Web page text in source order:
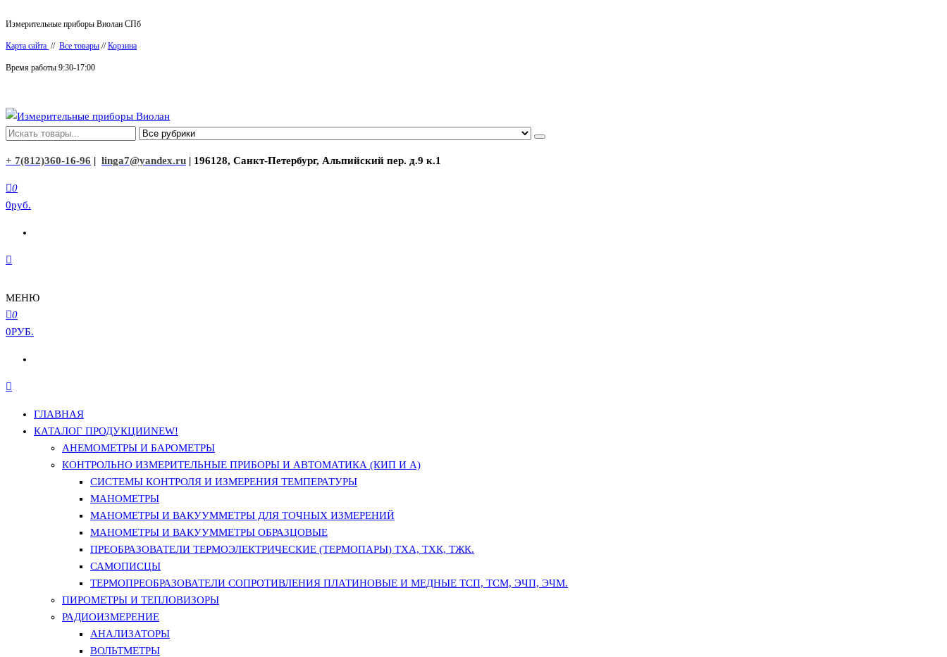
к
содержимому
Измерительные приборы Виолан СПб
Карта сайта // Все товары //Корзина
Время работы 9:30-17:00
Измерительные приборы Виолан
+ 7(812)360-16-96 | linga7@yandex.ru | 196128, Санкт-Петербург, Альпийский пер. д.9 к.1
0
0руб.
МЕНЮ
0
0РУБ.
ГЛАВНАЯ
КАТАЛОГ ПРОДУКЦИИNEW!
АНЕМОМЕТРЫ И БАРОМЕТРЫ
КОНТРОЛЬНО ИЗМЕРИТЕЛЬНЫЕ ПРИБОРЫ И АВТОМАТИКА (КИП И А)
СИСТЕМЫ КОНТРОЛЯ И ИЗМЕРЕНИЯ ТЕМПЕРАТУРЫ
МАНОМЕТРЫ
МАНОМЕТРЫ И ВАКУУММЕТРЫ ДЛЯ ТОЧНЫХ ИЗМЕРЕНИЙ
МАНОМЕТРЫ И ВАКУУММЕТРЫ ОБРАЗЦОВЫЕ
ПРЕОБРАЗОВАТЕЛИ ТЕРМОЭЛЕКТРИЧЕСКИЕ (ТЕРМОПАРЫ) ТХА, ТХК, ТЖК.
САМОПИСЦЫ
ТЕРМОПРЕОБРАЗОВАТЕЛИ СОПРОТИВЛЕНИЯ ПЛАТИНОВЫЕ И МЕДНЫЕ ТСП, ТСМ, ЭЧП, ЭЧМ.
ПИРОМЕТРЫ И ТЕПЛОВИЗОРЫ
РАДИОИЗМЕРЕНИЕ
АНАЛИЗАТОРЫ
ВОЛЬТМЕТРЫ